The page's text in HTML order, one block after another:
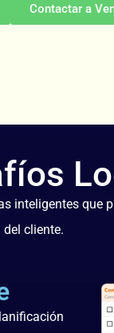
Contactar a
inteligentes que
cliente.